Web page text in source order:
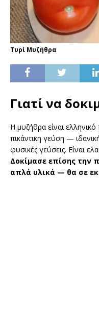
Τυρί Μυζήθρα
Γιατί να
Η μυζήθρα είναι
πικάντικη γεύση —
φυσικές γεύσεις. Είναι
Δοκίμασε επίσης την
απλά υλικά — θα σε